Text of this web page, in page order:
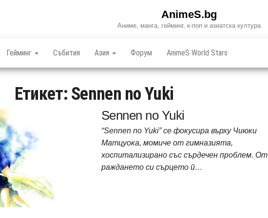
AnimeS.bg
Аниме, манга, гейминг, к-поп и азиатска култура
Гейминг Събития Азия Форум AnimeS World Stars
Етикет: Sennen no Yuki
Sennen no Yuki
“Sennen no Yuki” се фокусира върху Чиюки
Матцуока, момиче от гимназията,
хоспитализирано със сърдечен проблем. От
раждането си сърцето й…